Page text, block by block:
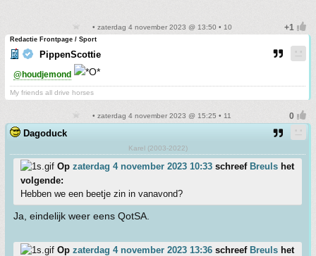
• zaterdag 4 november 2023 @ 13:50 • 10
Redactie Frontpage / Sport
PippenScottie
@houdjemond
My friends all drive horses
• zaterdag 4 november 2023 @ 15:25 • 11
Dagoduck
Karel (2003-2022)
Op zaterdag 4 november 2023 10:33 schreef Breuls het
volgende:
Hebben we een beetje zin in vanavond?
Ja, eindelijk weer eens QotSA.
Op zaterdag 4 november 2023 13:36 schreef Breuls het